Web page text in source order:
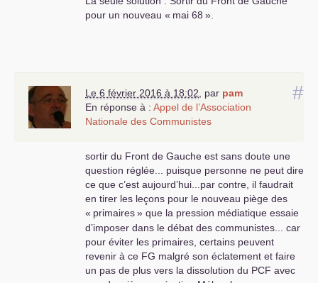
pour un nouveau « mai 68 ».
#
Le 6 février 2016 à 18:02 par pam
En réponse à : Appel de l’Association
Nationale des Communistes
sortir du Front de Gauche est sans doute une
question réglée... puisque personne ne peut dire
ce que c’est aujourd’hui...par contre, il faudrait
en tirer les leçons pour le nouveau piège des
« primaires» que la pression médiatique essaie
d’imposer dans le débat des communistes... car
pour éviter les primaires, certains peuvent
revenir à ce FG malgré son éclatement et faire
un pas de plus vers la dissolution du PCF avec